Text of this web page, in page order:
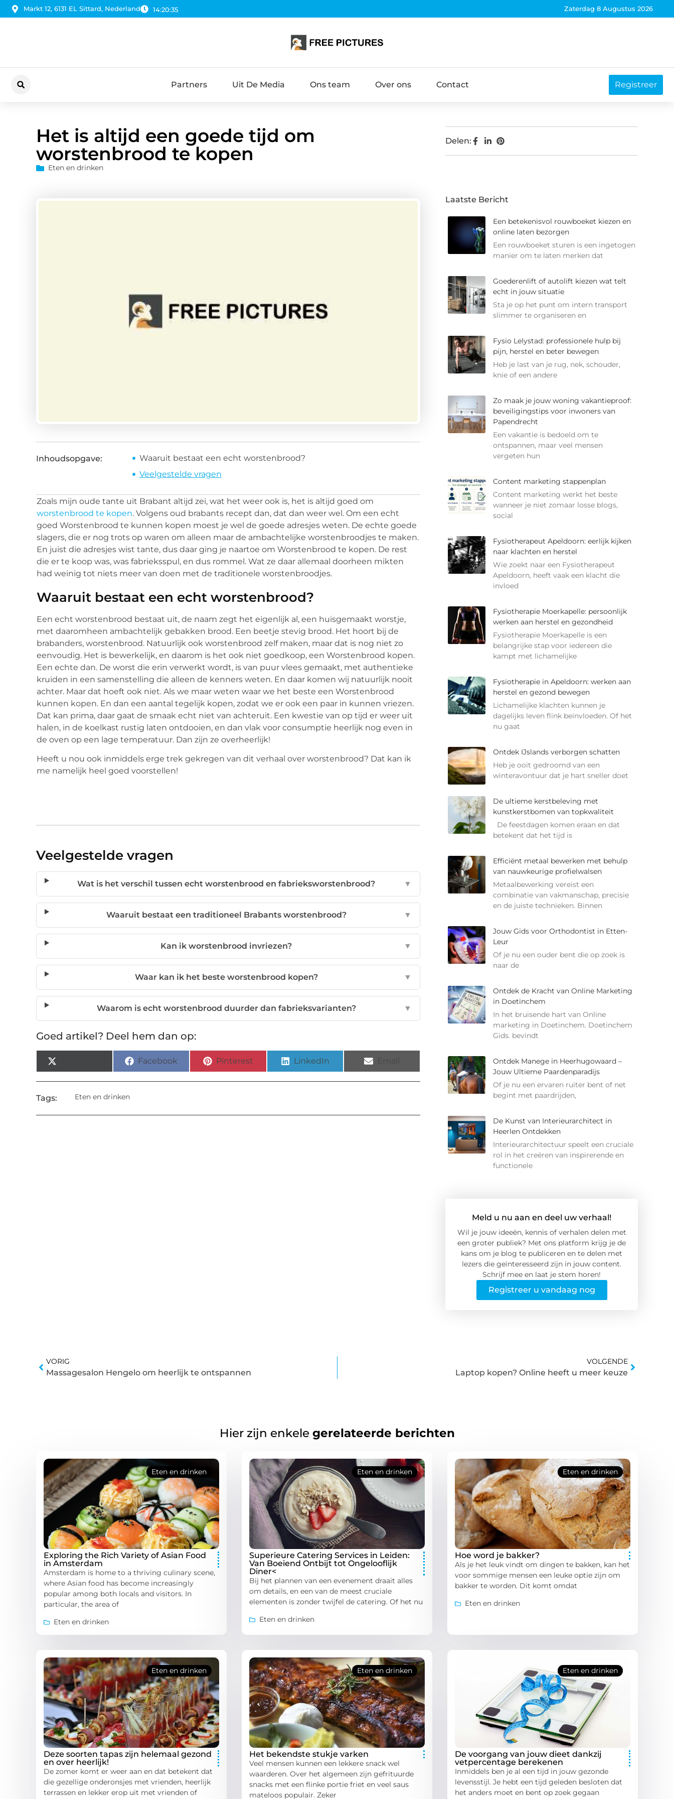
Markt 12, 6131 EL Sittard, Nederland 14:20:36 Zaterdag 8 Augustus 2026
Partners Uit De Media Ons team Over ons Contact Registreer
Het is altijd een goede tijd om
worstenbrood te kopen
Eten en drinken
Inhoudsopgave:
Waaruit bestaat een echt worstenbrood?
Veelgestelde vragen
Zoals mijn oude tante uit Brabant altijd zei, wat het weer ook is, het is altijd goed om
worstenbrood te kopen. Volgens oud brabants recept dan, dat dan weer wel. Om een echt
goed Worstenbrood te kunnen kopen moest je wel de goede adresjes weten. De echte goede
slagers, die er nog trots op waren om alleen maar de ambachtelijke worstenbroodjes te maken.
En juist die adresjes wist tante, dus daar ging je naartoe om Worstenbrood te kopen. De rest
die er te koop was, was fabrieksspul, en dus rommel. Wat ze daar allemaal doorheen mikten
had weinig tot niets meer van doen met de traditionele worstenbroodjes.
Waaruit bestaat een echt worstenbrood?
Een echt worstenbrood bestaat uit, de naam zegt het eigenlijk al, een huisgemaakt worstje,
met daaromheen ambachtelijk gebakken brood. Een beetje stevig brood. Het hoort bij de
brabanders, worstenbrood. Natuurlijk ook worstenbrood zelf maken, maar dat is nog niet zo
eenvoudig. Het is bewerkelijk, en daarom is het ook niet goedkoop, een Worstenbrood kopen.
Een echte dan. De worst die erin verwerkt wordt, is van puur vlees gemaakt, met authentieke
kruiden in een samenstelling die alleen de kenners weten. En daar komen wij natuurlijk nooit
achter. Maar dat hoeft ook niet. Als we maar weten waar we het beste een Worstenbrood
kunnen kopen. En dan een aantal tegelijk kopen, zodat we er ook een paar in kunnen vriezen.
Dat kan prima, daar gaat de smaak echt niet van achteruit. Een kwestie van op tijd er weer uit
halen, in de koelkast rustig laten ontdooien, en dan vlak voor consumptie heerlijk nog even in
de oven op een lage temperatuur. Dan zijn ze overheerlijk!
Heeft u nou ook inmiddels erge trek gekregen van dit verhaal over worstenbrood? Dat kan ik
me namelijk heel goed voorstellen!
Veelgestelde vragen
Wat is het verschil tussen echt worstenbrood en fabrieksworstenbrood? ▼
Waaruit bestaat een traditioneel Brabants worstenbrood? ▼
Kan ik worstenbrood invriezen? ▼
Waar kan ik het beste worstenbrood kopen? ▼
Waarom is echt worstenbrood duurder dan fabrieksvarianten? ▼
Goed artikel? Deel hem dan op:
Facebook Pinterest LinkedIn
Tags: Eten en drinken
Delen:
Laatste Bericht
Een betekenisvol rouwboeket kiezen en
online laten bezorgen
Een rouwboeket sturen is een ingetogen
manier om te laten merken dat
Goederenlift of autolift kiezen wat telt
echt in jouw situatie
Sta je op het punt om intern transport
slimmer te organiseren en
Fysio Lelystad: professionele hulp bij
pijn, herstel en beter bewegen
Heb je last van je rug, nek, schouder,
knie of een andere
Zo maak je jouw woning vakantieproof:
beveiligingstips voor inwoners van
Papendrecht
Een vakantie is bedoeld om te
ontspannen, maar veel mensen
vergeten hun
Content marketing stappenplan
Content marketing werkt het beste
wanneer je niet zomaar losse blogs,
social
Fysiotherapeut Apeldoorn: eerlijk kijken
naar klachten en herstel
Wie zoekt naar een Fysiotherapeut
Apeldoorn, heeft vaak een klacht die
invloed
Fysiotherapie Moerkapelle: persoonlijk
werken aan herstel en gezondheid
Fysiotherapie Moerkapelle is een
belangrijke stap voor iedereen die
kampt met lichamelijke
Fysiotherapie in Apeldoorn: werken aan
herstel en gezond bewegen
Lichamelijke klachten kunnen je
dagelijks leven flink beïnvloeden. Of het
nu gaat
Ontdek IJslands verborgen schatten
Heb je ooit gedroomd van een
winteravontuur dat je hart sneller doet
De ultieme kerstbeleving met
kunstkerstbomen van topkwaliteit
De feestdagen komen eraan en dat
betekent dat het tijd is
Efficiënt metaal bewerken met behulp
van nauwkeurige profielwalsen
Metaalbewerking vereist een
combinatie van vakmanschap, precisie
en de juiste technieken. Binnen
Jouw Gids voor Orthodontist in Etten-
Leur
Of je nu een ouder bent die op zoek is
naar de
Ontdek de Kracht van Online Marketing
in Doetinchem
In het bruisende hart van Online
marketing in Doetinchem. Doetinchem
Gids. bevindt
Ontdek Manege in Heerhugowaard –
Jouw Ultieme Paardenparadijs
Of je nu een ervaren ruiter bent of net
begint met paardrijden,
De Kunst van Interieurarchitect in
Heerlen Ontdekken
Interieurarchitectuur speelt een cruciale
rol in het creëren van inspirerende en
functionele
Meld u nu aan en deel uw verhaal!
Wil je jouw ideeën, kennis of verhalen delen met
een groter publiek? Met ons platform krijg je de
kans om je blog te publiceren en te delen met
lezers die geïnteresseerd zijn in jouw content.
Schrijf mee en laat je stem horen!
Registreer u vandaag nog
VORIG
Massagesalon Hengelo om heerlijk te ontspannen
VOLGENDE
Laptop kopen? Online heeft u meer keuze
Hier zijn enkele gerelateerde berichten
Eten en drinken
Exploring the Rich Variety of Asian Food
in Amsterdam
Amsterdam is home to a thriving culinary scene,
where Asian food has become increasingly
popular among both locals and visitors. In
particular, the area of
Eten en drinken
Eten en drinken
Superieure Catering Services in Leiden:
Van Boeiend Ontbijt tot Ongelooflijk
Diner<
Bij het plannen van een evenement draait alles
om details, en een van de meest cruciale
elementen is zonder twijfel de catering. Of het nu
Eten en drinken
Eten en drinken
Hoe word je bakker?
Als je het leuk vindt om dingen te bakken, kan het
voor sommige mensen een leuke optie zijn om
bakker te worden. Dit komt omdat
Eten en drinken
Eten en drinken
Deze soorten tapas zijn helemaal gezond
en over heerlijk!
De zomer komt er weer aan en dat betekent dat
die gezellige onderonsjes met vrienden, heerlijk
terrassen en lekker erop uit met vrienden of
Eten en drinken
Het bekendste stukje varken
Veel mensen kunnen een lekkere snack wel
waarderen. Over het algemeen zijn gefrituurde
snacks met een flinke portie friet en veel saus
mateloos populair. Zeker
Eten en drinken
De voorgang van jouw dieet dankzij
vetpercentage berekenen
Inmiddels ben je al een tijd in jouw gezonde
levensstijl. Je hebt een tijd geleden besloten dat
het anders moet en bent op zoek gegaan